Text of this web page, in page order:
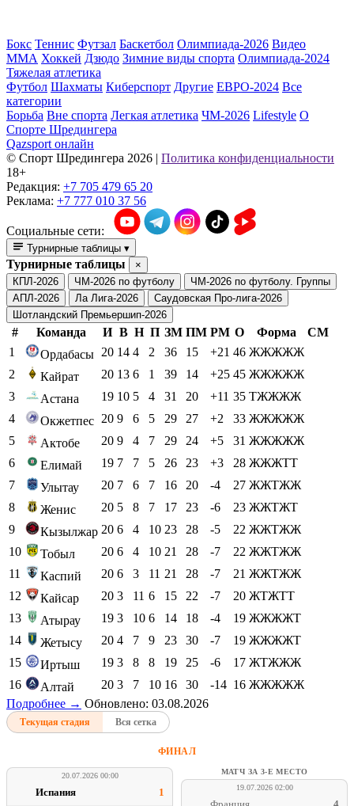
Бокс Теннис Футзал Баскетбол Олимпиада-2026 Видео
ММА Хоккей Дзюдо Зимние виды спорта Олимпиада-2024
Тяжелая атлетика
Футбол Шахматы Киберспорт Другие ЕВРО-2024 Все
категории
Борьба Вне спорта Легкая атлетика ЧМ-2026 Lifestyle О
Спорте Шредингера
Qazsport онлайн
© Cпорт Шредингера 2026 | Политика конфиденциальности
18+
Редакция: +7 705 479 65 20
Реклама: +7 777 010 37 56
Социальные сети:
Турнирные таблицы ▾
Турнирные таблицы
×
КПЛ-2026
ЧМ-2026 по футболу
ЧМ-2026 по футболу. Группы
АПЛ-2026
Ла Лига-2026
Саудовская Про-лига-2026
Шотландский Премьершип-2026
# Команда И В Н П ЗМ ПМ РМ О Форма
СМ
1
Ордабасы 20 14 4 2 36 15 +21 46 ЖЖЖЖЖ
2
Кайрат 20 13 6 1 39 14 +25 45 ЖЖЖЖЖ
3
Астана 19 10 5 4 31 20 +11 35 ТЖЖЖЖ
4
Окжетпес 20 9 6 5 29 27 +2 33 ЖЖЖЖЖ
5
Актобе 20 9 4 7 29 24 +5 31 ЖЖЖЖЖ
6
Елимай 19 7 7 5 26 23 +3 28 ЖЖЖТТ
7
Улытау 20 7 6 7 16 20 -4 27 ЖЖТЖЖ
8
Женис 20 5 8 7 17 23 -6 23 ЖЖТЖТ
9
Кызылжар 20 6 4 10 23 28 -5 22 ЖЖТЖЖ
10
Тобыл 20 6 4 10 21 28 -7 22 ЖЖТЖЖ
11
Каспий 20 6 3 11 21 28 -7 21 ЖЖТЖЖ
12
Кайсар 20 3 11 6 15 22 -7 20 ЖТЖТТ
13
Атырау 19 3 10 6 14 18 -4 19 ЖЖЖЖТ
14
Жетысу 20 4 7 9 23 30 -7 19 ЖЖЖЖТ
15
Иртыш 19 3 8 8 19 25 -6 17 ЖТЖЖЖ
16
Алтай 20 3 7 10 16 30 -14 16 ЖЖЖЖЖ
Подробнее → Обновлено: 03.08.2026
Текущая стадия Вся сетка
ФИНАЛ
20.07.2026 00:00
Испания 1
МАТЧ ЗА 3-Е МЕСТО
19.07.2026 02:00